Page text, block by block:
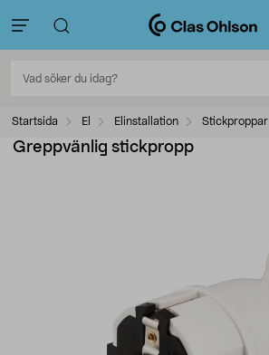
Startsida El Elinstallation Stickproppar
Greppvänlig stickpropp